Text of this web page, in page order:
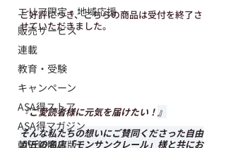
エリア限定・地域応援
販売サービス
連載
教育・受験
キャンペーン
ASA得ストア
ASA得マガジン
朝日新聞出版
ご好評につき、こちらの商品は受付を終了さ
せていただきました。
『ご愛読者様に元気を届けたい！』
そんな私たちの想いにご賛同くださった自由
が丘の名店「モンサンクレール」様と共にお